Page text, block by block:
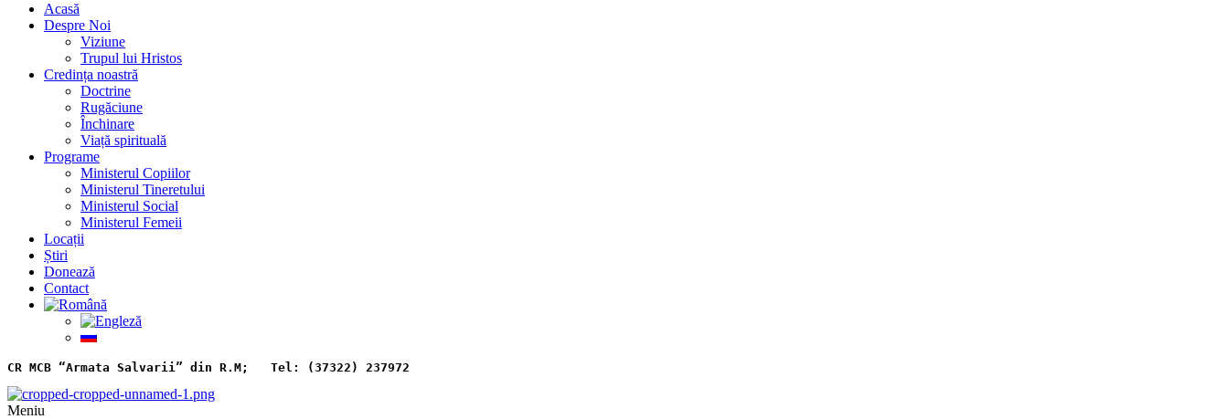
Acasă
Despre Noi
Viziune
Trupul lui Hristos
Credința noastră
Doctrine
Rugăciune
Închinare
Viață spirituală
Programe
Ministerul Copiilor
Ministerul Tineretului
Ministerul Social
Ministerul Femeii
Locații
Știri
Donează
Contact
CR MCB “Armata Salvarii” din R.M; Tel: (37322) 237972
Meniu